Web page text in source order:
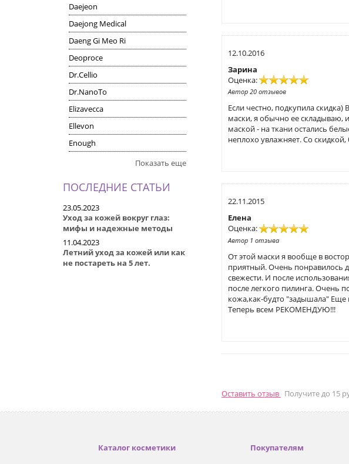
Daejeon
Daejong Medical
Daeng Gi Meo Ri
Deoproce
Dr.Cellio
Dr.NanoTo
Elizavecca
Ellevon
Enough
Показать еще
ПОСЛЕДНИЕ СТАТЬИ
23.05.2023
Уход за кожей вокруг глаз:
мифы и надежные методы
11.04.2023
Летний уход за кожей или как
не постареть на 5 лет.
12.10.2016
Зарина
Оценка:
Автор 20 отзывов
Если честно, подкупила
маски, я обычно ее складываю,
маской - на ткани остались
неплохо увлажняет. Со
22.11.2015
Елена
Оценка:
Автор 1 отзыва
От этой маски я вообще в
приятный. Очень понравилось
свежести. И после
после легкого пилинга. Очень
кожа,как-будто "задышала" Еще
Теперь всем РЕКОМЕНДУЮ!!!
Оставить отзыв Получите до 15
Каталог косметики
Покупателям